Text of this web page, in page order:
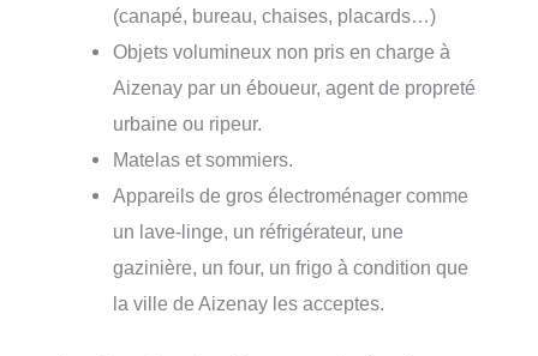
(canapé, bureau, chaises, placards…)
Objets volumineux non pris en charge à
Aizenay par un éboueur, agent de propreté
urbaine ou ripeur.
Matelas et sommiers.
Appareils de gros électroménager comme
un lave-linge, un réfrigérateur, une
gazinière, un four, un frigo à condition que
la ville de Aizenay les acceptes.